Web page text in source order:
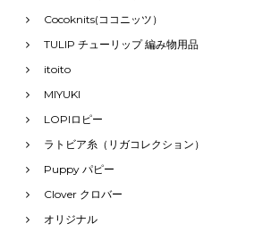
Cocoknits(ココニッツ）
TULIP チューリップ 編み物用品
itoito
MIYUKI
LOPIロピー
ラトビア糸（リガコレクション）
Puppy パピー
Clover クロバー
オリジナル